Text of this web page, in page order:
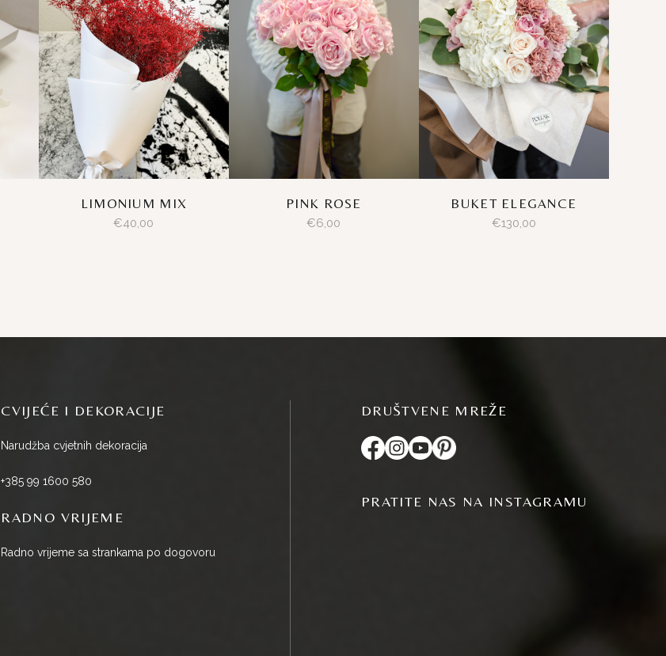
LIMONIUM MIX
€40,00
PINK ROSE
€6,00
BUKET ELEGANCE
€130,00
CVIJEĆE I DEKORACIJE
Narudžba cvjetnih dekoracija
+385 99 1600 580
RADNO VRIJEME
Radno vrijeme sa strankama po dogovoru
DRUŠTVENE MREŽE
PRATITE NAS NA INSTAGRAMU